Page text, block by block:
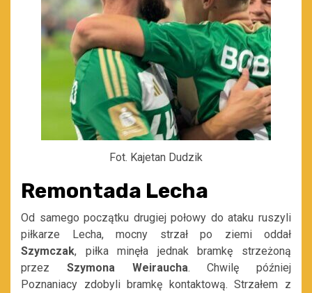
Fot. Kajetan Dudzik
Remontada Lecha
Od samego początku drugiej połowy do ataku ruszyli
piłkarze Lecha, mocny strzał po ziemi oddał
Szymczak, piłka minęła jednak bramkę strzeżoną
przez Szymona Weiraucha. Chwilę później
Poznaniacy zdobyli bramkę kontaktową. Strzałem z